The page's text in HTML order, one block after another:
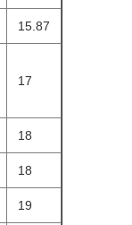
15.87
17
18
18
19